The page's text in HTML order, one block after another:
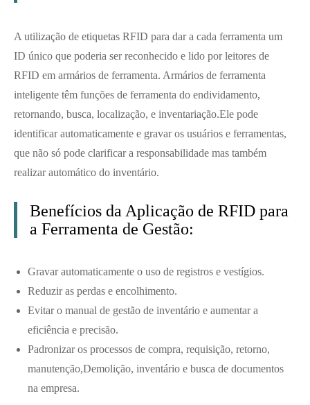
A utilização de etiquetas RFID para dar a cada ferramenta um
ID único que poderia ser reconhecido e lido por leitores de
RFID em armários de ferramenta. Armários de ferramenta
inteligente têm funções de ferramenta do endividamento,
retornando, busca, localização, e inventariação.Ele pode
identificar automaticamente e gravar os usuários e ferramentas,
que não só pode clarificar a responsabilidade mas também
realizar automático do inventário.
Benefícios da Aplicação de RFID para
a Ferramenta de Gestão:
Gravar automaticamente o uso de registros e vestígios.
Reduzir as perdas e encolhimento.
Evitar o manual de gestão de inventário e aumentar a
eficiência e precisão.
Padronizar os processos de compra, requisição, retorno,
manutenção,Demolição, inventário e busca de documentos
na empresa.